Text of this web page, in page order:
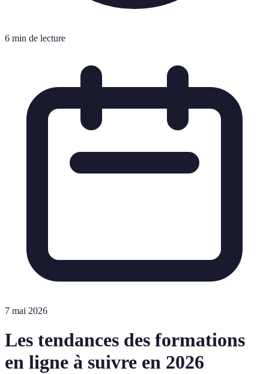
6 min de lecture
7 mai 2026
Les tendances des formations
en ligne à suivre en 2026